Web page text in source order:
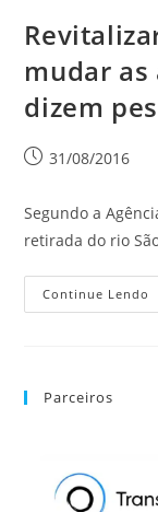
mudar
dizem
31/08/2016
Segundo a
retirada do rio
Continue Lendo
Parceiros